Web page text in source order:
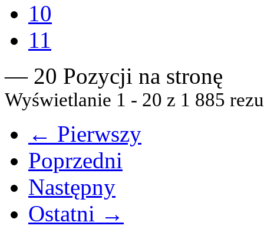
10
11
— 20 Pozycji na stronę
Wyświetlanie 1 - 20 z 1 885
← Pierwszy
Poprzedni
Następny
Ostatni →